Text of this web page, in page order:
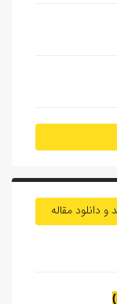
و دانلود مقاله